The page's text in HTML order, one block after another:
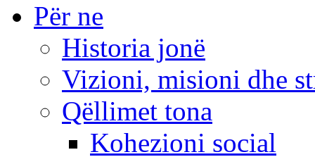
Për ne
Historia jonë
Vizioni, misioni dhe
Qëllimet tona
Kohezioni social